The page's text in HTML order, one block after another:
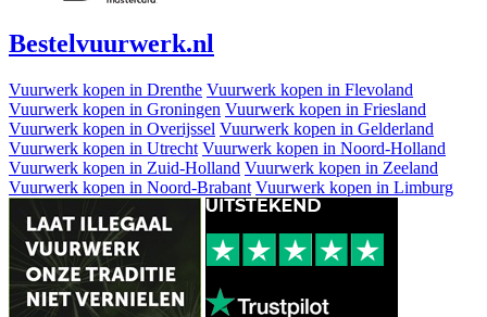
Bestelvuurwerk.nl
Vuurwerk kopen in Drenthe Vuurwerk kopen in Flevoland
Vuurwerk kopen in Groningen Vuurwerk kopen in Friesland
Vuurwerk kopen in Overijssel Vuurwerk kopen in Gelderland
Vuurwerk kopen in Utrecht Vuurwerk kopen in Noord-Holland
Vuurwerk kopen in Zuid-Holland Vuurwerk kopen in Zeeland
Vuurwerk kopen in Noord-Brabant Vuurwerk kopen in Limburg